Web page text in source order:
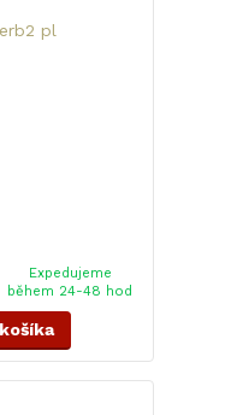
Expedujeme
během 24-48 hod